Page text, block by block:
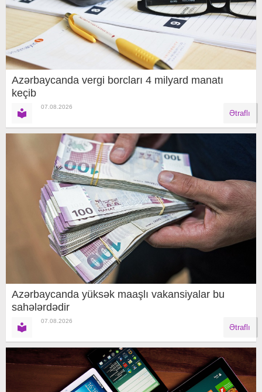
Azərbaycanda vergi borcları 4 milyard manatı
keçib
07.08.2026
Ətraflı
Azərbaycanda yüksək maaşlı vakansiyalar bu
sahələrdədir
07.08.2026
Ətraflı